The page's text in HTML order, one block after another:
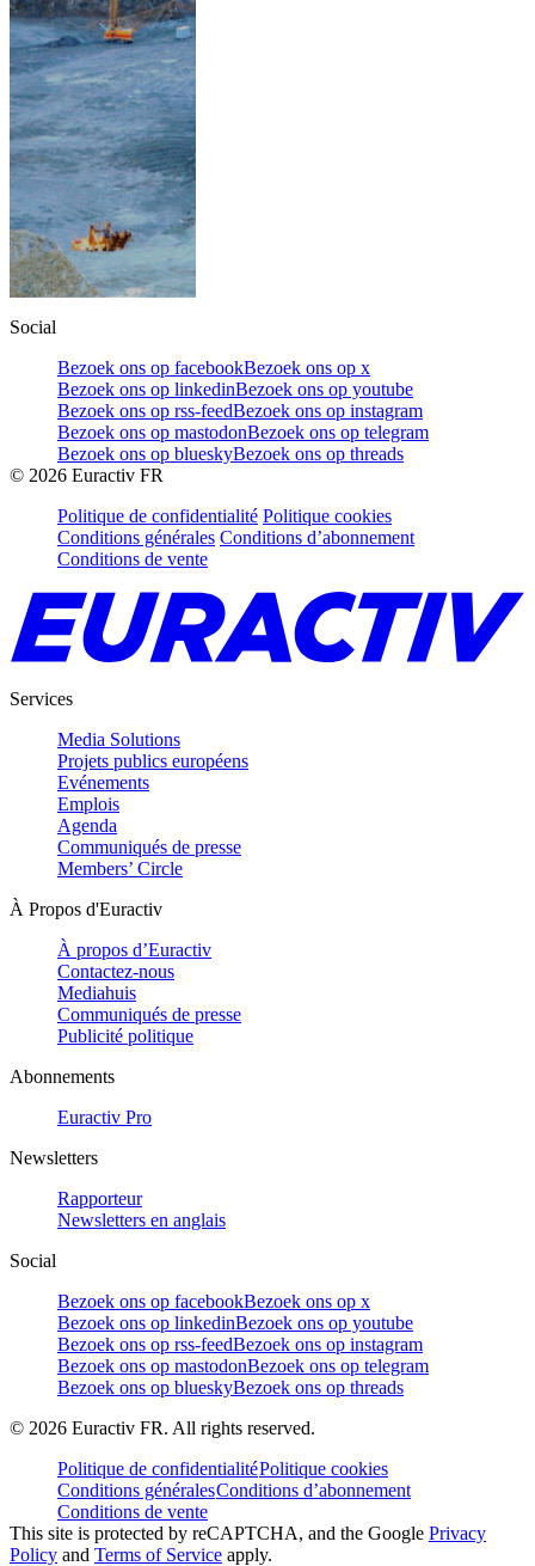
Social
Bezoek ons op facebookBezoek ons op x
Bezoek ons op linkedinBezoek ons op youtube
Bezoek ons op rss-feedBezoek ons op instagram
Bezoek ons op mastodonBezoek ons op telegram
Bezoek ons op blueskyBezoek ons op threads
© 2026 Euractiv FR
Politique de confidentialité Politique cookies
Conditions générales Conditions d’abonnement
Conditions de vente
Services
Media Solutions
Projets publics européens
Evénements
Emplois
Agenda
Communiqués de presse
Members’ Circle
À Propos d'Euractiv
À propos d’Euractiv
Contactez-nous
Mediahuis
Communiqués de presse
Publicité politique
Abonnements
Euractiv Pro
Newsletters
Rapporteur
Newsletters en anglais
Social
Bezoek ons op facebookBezoek ons op x
Bezoek ons op linkedinBezoek ons op youtube
Bezoek ons op rss-feedBezoek ons op instagram
Bezoek ons op mastodonBezoek ons op telegram
Bezoek ons op blueskyBezoek ons op threads
© 2026 Euractiv FR. All rights reserved.
Politique de confidentialitéPolitique cookies
Conditions généralesConditions d’abonnement
Conditions de vente
This site is protected by reCAPTCHA, and the Google Privacy
Policy and Terms of Service apply.